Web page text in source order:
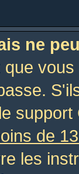
ne
de
les